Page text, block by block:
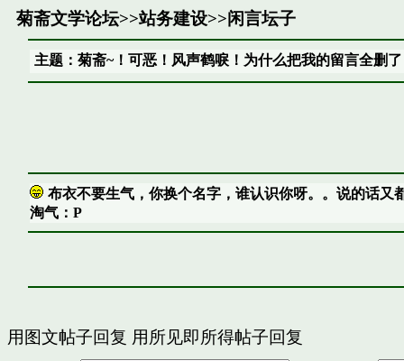
菊斋文学论坛>>站务建设>>闲言坛子
主题：菊斋~！可恶！风声鹤唳！为什么把我的留言全删
布衣不要生气，你换个名字，谁认识你呀。。说的话又
淘气：P
用图文帖子回复 用所见即所得帖子回复